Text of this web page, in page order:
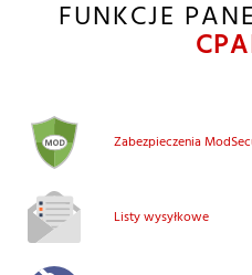
FUNKCJE
Zabezpieczenia
Listy wysyłkowe